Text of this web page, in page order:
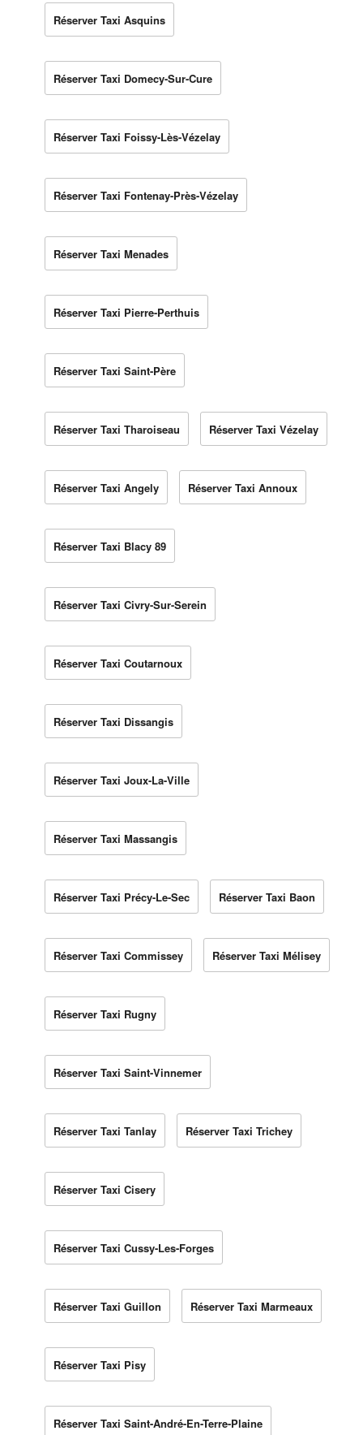
Réserver Taxi Asquins
Réserver Taxi Domecy-Sur-Cure
Réserver Taxi Foissy-Lès-Vézelay
Réserver Taxi Fontenay-Près-Vézelay
Réserver Taxi Menades
Réserver Taxi Pierre-Perthuis
Réserver Taxi Saint-Père
Réserver Taxi Tharoiseau Réserver Taxi Vézelay
Réserver Taxi Angely Réserver Taxi Annoux
Réserver Taxi Blacy 89
Réserver Taxi Civry-Sur-Serein
Réserver Taxi Coutarnoux
Réserver Taxi Dissangis
Réserver Taxi Joux-La-Ville
Réserver Taxi Massangis
Réserver Taxi Précy-Le-Sec Réserver Taxi Baon
Réserver Taxi Commissey Réserver Taxi Mélisey
Réserver Taxi Rugny
Réserver Taxi Saint-Vinnemer
Réserver Taxi Tanlay Réserver Taxi Trichey
Réserver Taxi Cisery
Réserver Taxi Cussy-Les-Forges
Réserver Taxi Guillon Réserver Taxi Marmeaux
Réserver Taxi Pisy
Réserver Taxi Saint-André-En-Terre-Plaine